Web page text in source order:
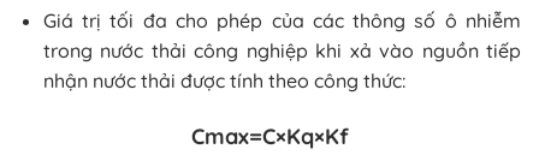
Giá trị tối đa cho phép của các thông số ô nhiễm
trong nước thải công nghiệp khi xả vào nguồn tiếp
nhận nước thải được tính theo công thức:
Cmax​=C×Kq​×Kf​